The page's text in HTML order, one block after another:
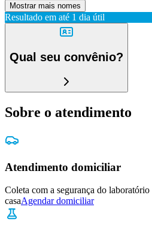
Mostrar mais nomes
Resultado em até 1 dia útil
Qual seu convênio?
Sobre o atendimento
Atendimento domiciliar
Coleta com a segurança do
casaAgendar domiciliar